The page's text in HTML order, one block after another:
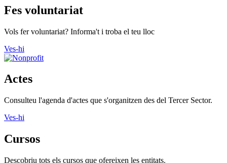
Fes voluntariat
Vols fer voluntariat? Informa't i troba el teu lloc
Ves-hi
Actes
Consulteu l'agenda d'actes que s'organitzen des del Tercer Sector.
Ves-hi
Cursos
Descobriu tots els cursos que ofereixen les entitats.